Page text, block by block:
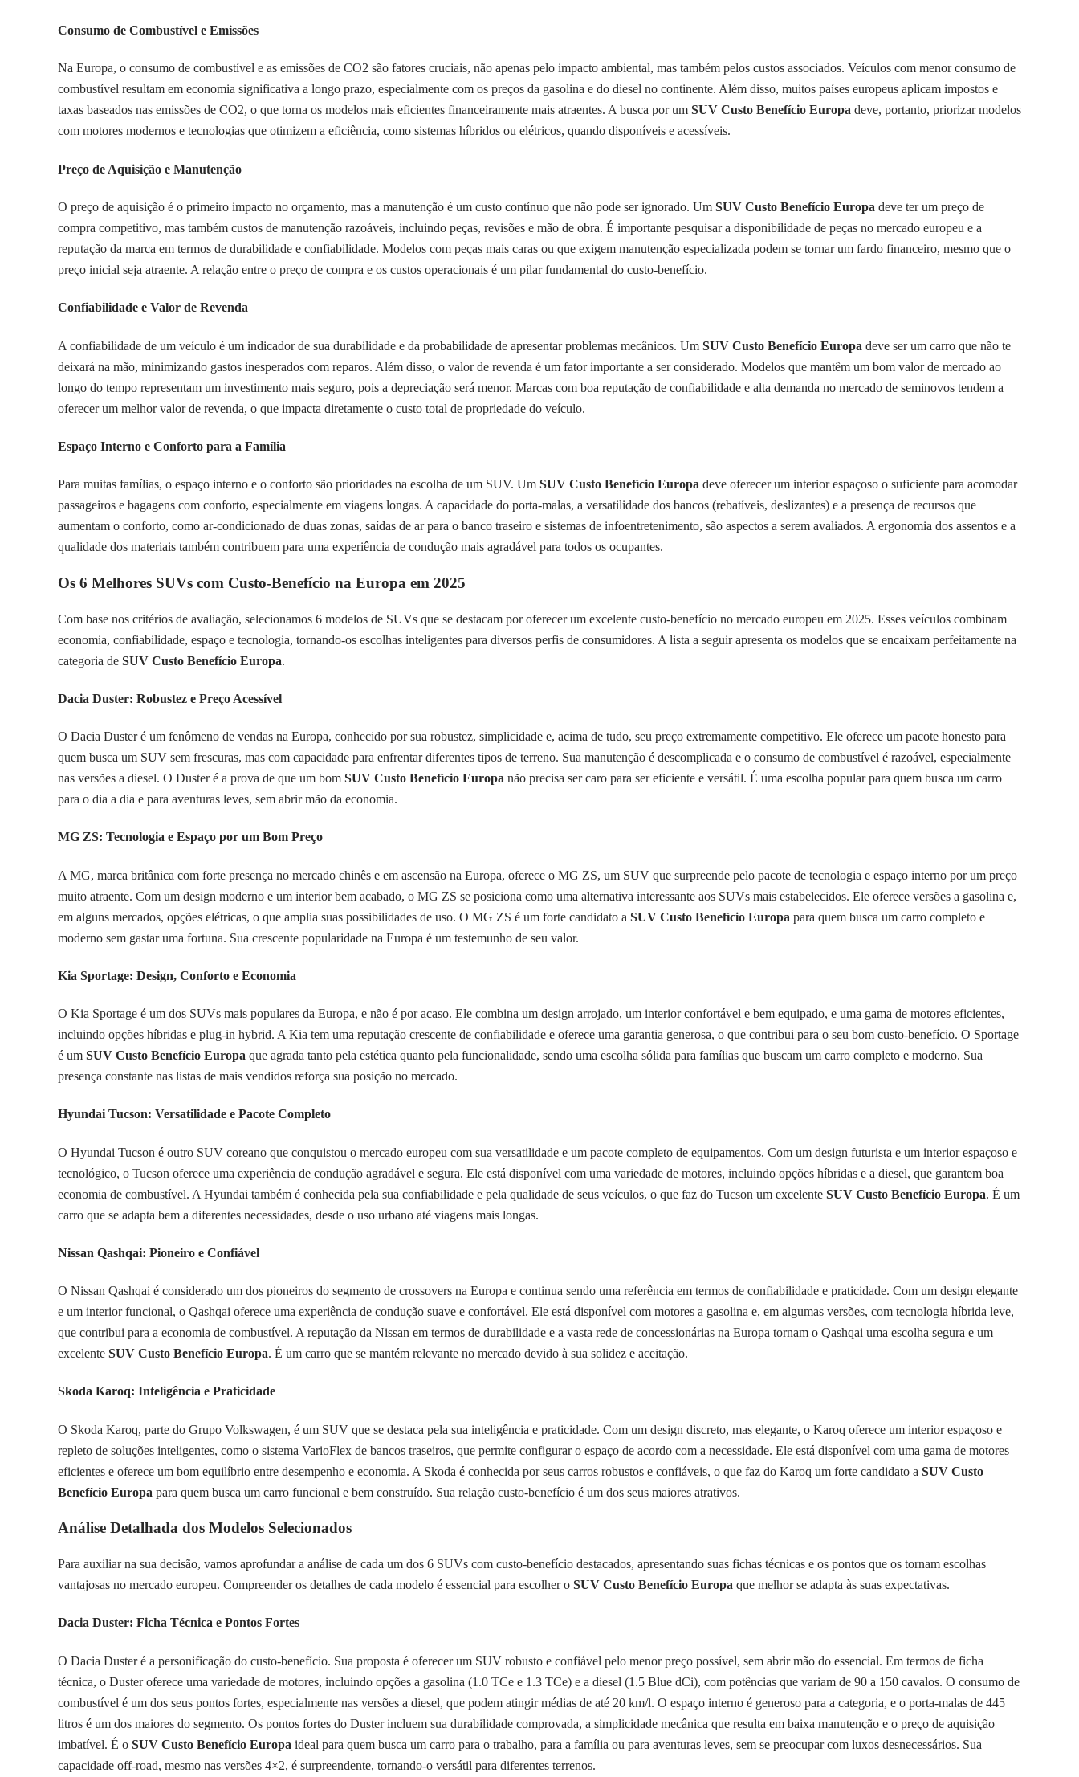
Consumo de Combustível e Emissões
Na Europa, o consumo de combustível e as emissões de CO2 são fatores cruciais, não apenas pelo impacto ambiental, mas também pelos custos associados. Veículos com menor consumo de
combustível resultam em economia significativa a longo prazo, especialmente com os preços da gasolina e do diesel no continente. Além disso, muitos países europeus aplicam impostos e
taxas baseados nas emissões de CO2, o que torna os modelos mais eficientes financeiramente mais atraentes. A busca por um SUV Custo Benefício Europa deve, portanto, priorizar modelos
com motores modernos e tecnologias que otimizem a eficiência, como sistemas híbridos ou elétricos, quando disponíveis e acessíveis.
Preço de Aquisição e Manutenção
O preço de aquisição é o primeiro impacto no orçamento, mas a manutenção é um custo contínuo que não pode ser ignorado. Um SUV Custo Benefício Europa deve ter um preço de
compra competitivo, mas também custos de manutenção razoáveis, incluindo peças, revisões e mão de obra. É importante pesquisar a disponibilidade de peças no mercado europeu e a
reputação da marca em termos de durabilidade e confiabilidade. Modelos com peças mais caras ou que exigem manutenção especializada podem se tornar um fardo financeiro, mesmo que o
preço inicial seja atraente. A relação entre o preço de compra e os custos operacionais é um pilar fundamental do custo-benefício.
Confiabilidade e Valor de Revenda
A confiabilidade de um veículo é um indicador de sua durabilidade e da probabilidade de apresentar problemas mecânicos. Um SUV Custo Benefício Europa deve ser um carro que não te
deixará na mão, minimizando gastos inesperados com reparos. Além disso, o valor de revenda é um fator importante a ser considerado. Modelos que mantêm um bom valor de mercado ao
longo do tempo representam um investimento mais seguro, pois a depreciação será menor. Marcas com boa reputação de confiabilidade e alta demanda no mercado de seminovos tendem a
oferecer um melhor valor de revenda, o que impacta diretamente o custo total de propriedade do veículo.
Espaço Interno e Conforto para a Família
Para muitas famílias, o espaço interno e o conforto são prioridades na escolha de um SUV. Um SUV Custo Benefício Europa deve oferecer um interior espaçoso o suficiente para acomodar
passageiros e bagagens com conforto, especialmente em viagens longas. A capacidade do porta-malas, a versatilidade dos bancos (rebatíveis, deslizantes) e a presença de recursos que
aumentam o conforto, como ar-condicionado de duas zonas, saídas de ar para o banco traseiro e sistemas de infoentretenimento, são aspectos a serem avaliados. A ergonomia dos assentos e a
qualidade dos materiais também contribuem para uma experiência de condução mais agradável para todos os ocupantes.
Os 6 Melhores SUVs com Custo-Benefício na Europa em 2025
Com base nos critérios de avaliação, selecionamos 6 modelos de SUVs que se destacam por oferecer um excelente custo-benefício no mercado europeu em 2025. Esses veículos combinam
economia, confiabilidade, espaço e tecnologia, tornando-os escolhas inteligentes para diversos perfis de consumidores. A lista a seguir apresenta os modelos que se encaixam perfeitamente na
categoria de SUV Custo Benefício Europa.
Dacia Duster: Robustez e Preço Acessível
O Dacia Duster é um fenômeno de vendas na Europa, conhecido por sua robustez, simplicidade e, acima de tudo, seu preço extremamente competitivo. Ele oferece um pacote honesto para
quem busca um SUV sem frescuras, mas com capacidade para enfrentar diferentes tipos de terreno. Sua manutenção é descomplicada e o consumo de combustível é razoável, especialmente
nas versões a diesel. O Duster é a prova de que um bom SUV Custo Benefício Europa não precisa ser caro para ser eficiente e versátil. É uma escolha popular para quem busca um carro
para o dia a dia e para aventuras leves, sem abrir mão da economia.
MG ZS: Tecnologia e Espaço por um Bom Preço
A MG, marca britânica com forte presença no mercado chinês e em ascensão na Europa, oferece o MG ZS, um SUV que surpreende pelo pacote de tecnologia e espaço interno por um preço
muito atraente. Com um design moderno e um interior bem acabado, o MG ZS se posiciona como uma alternativa interessante aos SUVs mais estabelecidos. Ele oferece versões a gasolina e,
em alguns mercados, opções elétricas, o que amplia suas possibilidades de uso. O MG ZS é um forte candidato a SUV Custo Benefício Europa para quem busca um carro completo e
moderno sem gastar uma fortuna. Sua crescente popularidade na Europa é um testemunho de seu valor.
Kia Sportage: Design, Conforto e Economia
O Kia Sportage é um dos SUVs mais populares da Europa, e não é por acaso. Ele combina um design arrojado, um interior confortável e bem equipado, e uma gama de motores eficientes,
incluindo opções híbridas e plug-in hybrid. A Kia tem uma reputação crescente de confiabilidade e oferece uma garantia generosa, o que contribui para o seu bom custo-benefício. O Sportage
é um SUV Custo Benefício Europa que agrada tanto pela estética quanto pela funcionalidade, sendo uma escolha sólida para famílias que buscam um carro completo e moderno. Sua
presença constante nas listas de mais vendidos reforça sua posição no mercado.
Hyundai Tucson: Versatilidade e Pacote Completo
O Hyundai Tucson é outro SUV coreano que conquistou o mercado europeu com sua versatilidade e um pacote completo de equipamentos. Com um design futurista e um interior espaçoso e
tecnológico, o Tucson oferece uma experiência de condução agradável e segura. Ele está disponível com uma variedade de motores, incluindo opções híbridas e a diesel, que garantem boa
economia de combustível. A Hyundai também é conhecida pela sua confiabilidade e pela qualidade de seus veículos, o que faz do Tucson um excelente SUV Custo Benefício Europa. É um
carro que se adapta bem a diferentes necessidades, desde o uso urbano até viagens mais longas.
Nissan Qashqai: Pioneiro e Confiável
O Nissan Qashqai é considerado um dos pioneiros do segmento de crossovers na Europa e continua sendo uma referência em termos de confiabilidade e praticidade. Com um design elegante
e um interior funcional, o Qashqai oferece uma experiência de condução suave e confortável. Ele está disponível com motores a gasolina e, em algumas versões, com tecnologia híbrida leve,
que contribui para a economia de combustível. A reputação da Nissan em termos de durabilidade e a vasta rede de concessionárias na Europa tornam o Qashqai uma escolha segura e um
excelente SUV Custo Benefício Europa. É um carro que se mantém relevante no mercado devido à sua solidez e aceitação.
Skoda Karoq: Inteligência e Praticidade
O Skoda Karoq, parte do Grupo Volkswagen, é um SUV que se destaca pela sua inteligência e praticidade. Com um design discreto, mas elegante, o Karoq oferece um interior espaçoso e
repleto de soluções inteligentes, como o sistema VarioFlex de bancos traseiros, que permite configurar o espaço de acordo com a necessidade. Ele está disponível com uma gama de motores
eficientes e oferece um bom equilíbrio entre desempenho e economia. A Skoda é conhecida por seus carros robustos e confiáveis, o que faz do Karoq um forte candidato a SUV Custo
Benefício Europa para quem busca um carro funcional e bem construído. Sua relação custo-benefício é um dos seus maiores atrativos.
Análise Detalhada dos Modelos Selecionados
Para auxiliar na sua decisão, vamos aprofundar a análise de cada um dos 6 SUVs com custo-benefício destacados, apresentando suas fichas técnicas e os pontos que os tornam escolhas
vantajosas no mercado europeu. Compreender os detalhes de cada modelo é essencial para escolher o SUV Custo Benefício Europa que melhor se adapta às suas expectativas.
Dacia Duster: Ficha Técnica e Pontos Fortes
O Dacia Duster é a personificação do custo-benefício. Sua proposta é oferecer um SUV robusto e confiável pelo menor preço possível, sem abrir mão do essencial. Em termos de ficha
técnica, o Duster oferece uma variedade de motores, incluindo opções a gasolina (1.0 TCe e 1.3 TCe) e a diesel (1.5 Blue dCi), com potências que variam de 90 a 150 cavalos. O consumo de
combustível é um dos seus pontos fortes, especialmente nas versões a diesel, que podem atingir médias de até 20 km/l. O espaço interno é generoso para a categoria, e o porta-malas de 445
litros é um dos maiores do segmento. Os pontos fortes do Duster incluem sua durabilidade comprovada, a simplicidade mecânica que resulta em baixa manutenção e o preço de aquisição
imbatível. É o SUV Custo Benefício Europa ideal para quem busca um carro para o trabalho, para a família ou para aventuras leves, sem se preocupar com luxos desnecessários. Sua
capacidade off-road, mesmo nas versões 4×2, é surpreendente, tornando-o versátil para diferentes terrenos.